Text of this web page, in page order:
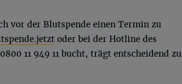
vor der Blutspende einen Termin zu
oder bei der Hotline des
11 949 11 bucht, trägt entscheidend zu